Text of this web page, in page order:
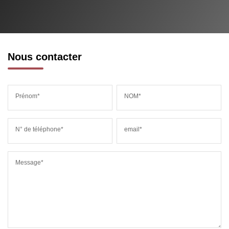
Nous contacter
Prénom* NOM*
N° de téléphone* email*
Message*